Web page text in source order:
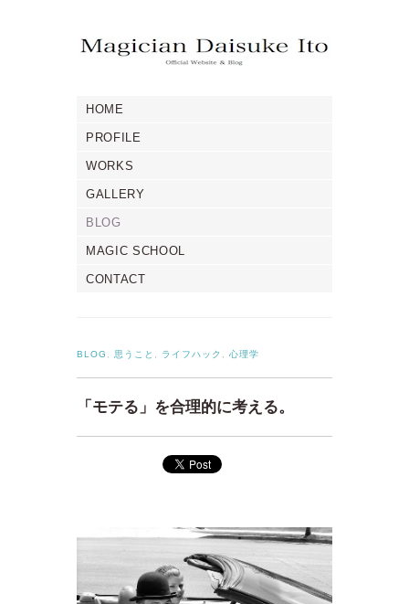
HOME
PROFILE
WORKS
GALLERY
BLOG
MAGIC SCHOOL
CONTACT
BLOG 思うこと ライフハック 心理学
「モテる」を合理的に考える。